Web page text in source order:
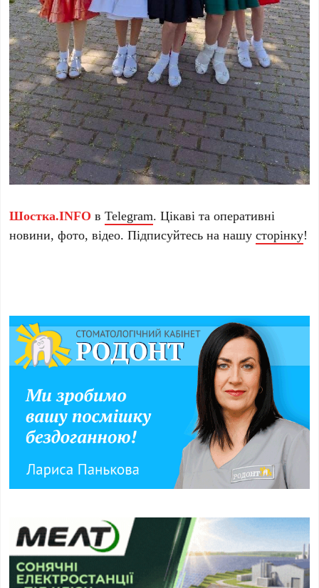
Шостка.INFO вTelegram. Цікаві та оперативні
новини, фото, відео. Підписуйтесь на нашусторінку!